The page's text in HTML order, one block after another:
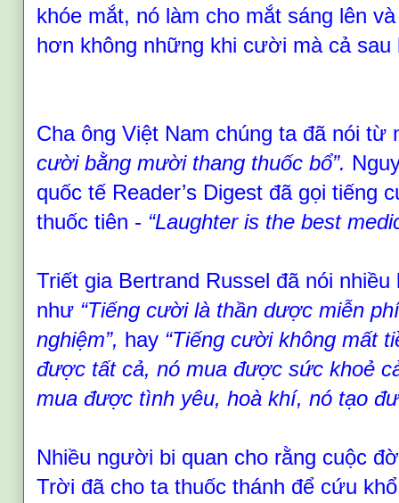
khóe mắt, nó làm cho mắt sáng lên
hơn không những khi cười mà cả
Cha ông Việt Nam chúng ta đã nói
cười bằng mười thang thuốc bổ”.
quốc tế Reader’s Digest đã gọi tiếng
thuốc tiên - “Laughter is the best
Triết gia Bertrand Russel đã nói
như “Tiếng cười là thần dược miễn
nghiệm”, hay “Tiếng cười không mất
được tất cả, nó mua được sức khoẻ
mua được tình yêu, hoà khí, nó tạo
Nhiều người bi quan cho rằng cuộc
Trời đã cho ta thuốc thánh để cứu